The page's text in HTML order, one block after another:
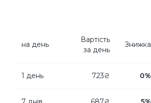
на день
Вартість
за день
Знижка
1 день 723₴ 0%